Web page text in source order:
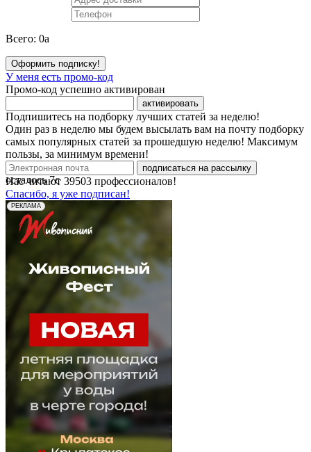
Всего: 0a
Оформить подписку!
У меня есть промо-код
Промо-код успешно активирован
активировать
Подпишитесь на подборку лучших статей за неделю!
Один раз в неделю мы будем высылать вам на почту подборку
самых популярных статей за прошедшую неделю! Максимум
пользы, за минимум времени!
подписаться на рассылку
Нас читают 39503 профессионалов!
Спасибо, я уже подписан!
осталось7с